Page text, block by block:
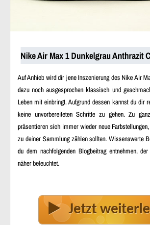
Nike Air Max 1 Dunkelgrau Anthrazit
Auf Anhieb wird dir jene Inszenierung des Nike Air
dazu noch ausgesprochen klassisch und
Leben mit einbringt. Aufgrund dessen kannst du dir
keine unvorbereiteten Schritte zu gehen. Zu
präsentieren sich immer wieder neue
zu deiner Sammlung zählen sollten. Wissenswerte
du dem nachfolgenden Blogbeitrag entnehmen,
näher beleuchtet.
Jetzt